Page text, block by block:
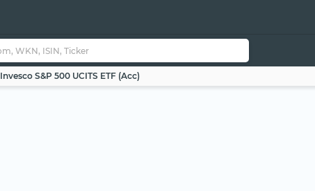
Invesco S&P 500 UCITS ETF (Acc)